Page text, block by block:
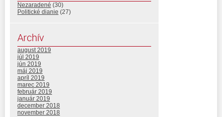
Nezaradené (30)
Politické dianie (27)
Archív
august 2019
júl 2019
jún 2019
máj 2019
apríl 2019
marec 2019
február 2019
január 2019
december 2018
november 2018